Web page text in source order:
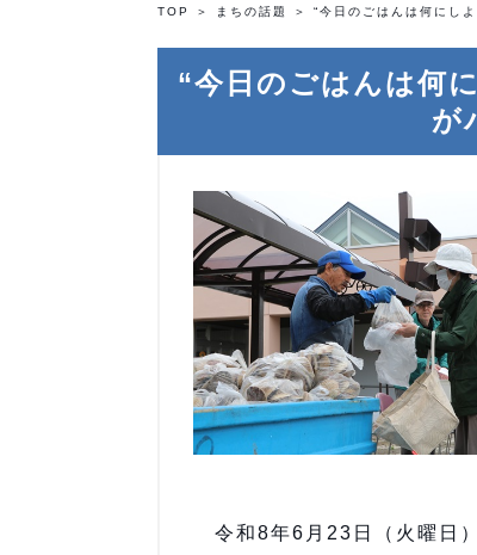
TOP まちの話題 “今日のごはんは何にし
“今日のごはんは何
が
令和8年6月23日（火曜日